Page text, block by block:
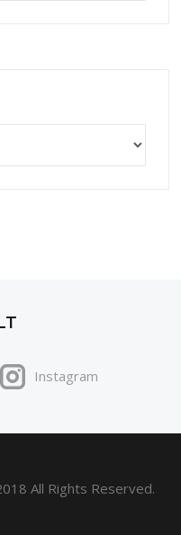
Instagram
All Rights Reserved.